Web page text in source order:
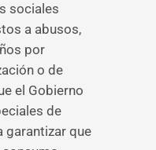
sociales
a abusos,
por
o de
el Gobierno
de
garantizar que